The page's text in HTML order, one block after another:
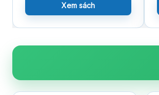
Xem sách